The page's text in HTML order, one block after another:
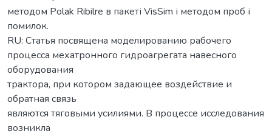
методом Polak Ribilre в пакеті VisSim і методом проб і
помилок.
RU: Cтатья посвящена моделированию рабочего
процесса мехатронного гидроагрегата навесного
оборудования
трактора, при котором задающее воздействие и
обратная связь
являются тяговыми усилиями. В процессе исследования
возникла